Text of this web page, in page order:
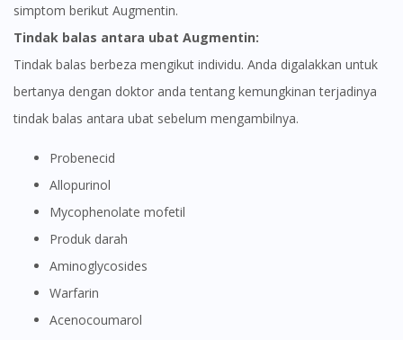
simptom berikut Augmentin.
Tindak balas antara ubat Augmentin:
Tindak balas berbeza mengikut individu. Anda digalakkan untuk
bertanya dengan doktor anda tentang kemungkinan terjadinya
tindak balas antara ubat sebelum mengambilnya.
Probenecid
Allopurinol
Mycophenolate mofetil
Produk darah
Aminoglycosides
Warfarin
Acenocoumarol